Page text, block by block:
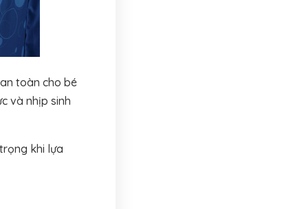
toàn cho bé
và nhịp sinh
khi lựa